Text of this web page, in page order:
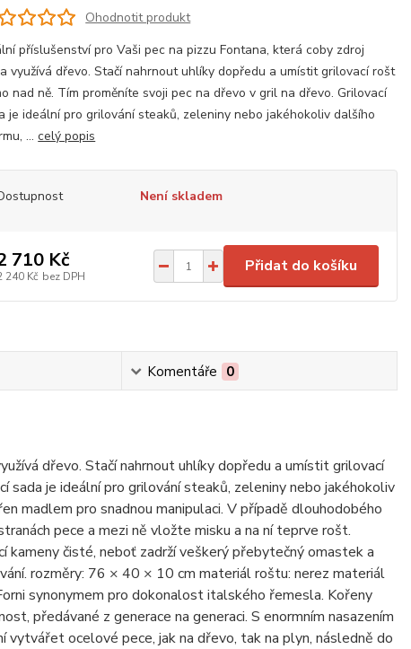
Ohodnotit produkt
příslušenství pro Vaši pec na pizzu Fontana, která coby zdroj
využívá dřevo. Stačí nahrnout uhlíky dopředu a umístit grilovací rošt
nad ně. Tím proměníte svoji pec na dřevo v gril na dřevo. Grilovací
je ideální pro grilování steaků, zeleniny nebo jakéhokoliv dalšího
...celý popis
Není skladem
710 Kč
240 Kč bez DPH
Přidat do košíku
Komentáře 0
dřevo. Stačí nahrnout uhlíky dopředu a umístit grilovací
je ideální pro grilování steaků, zeleniny nebo jakéhokoliv
madlem pro snadnou manipulaci. V případě dlouhodobého
pece a mezi ně vložte misku a na ní teprve rošt.
kameny čisté, neboť zadrží veškerý přebytečný omastek a
rozměry: 76 × 40 × 10 cm materiál roštu: nerez materiál
synonymem pro dokonalost italského řemesla. Kořeny
předávané z generace na generaci. S enormním nasazením
ocelové pece, jak na dřevo, tak na plyn, následně do